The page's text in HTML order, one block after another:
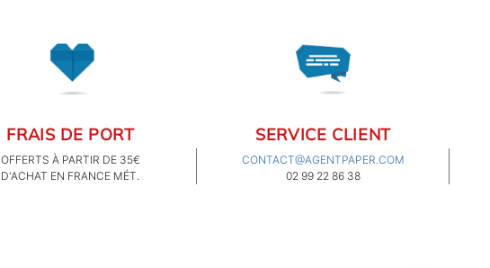
FRAIS DE PORT
OFFERTS À PARTIR DE 35€
D'ACHAT EN FRANCE MÉT.
SERVICE CLIENT
CONTACT@AGENTPAPER.COM
02 99 22 86 38